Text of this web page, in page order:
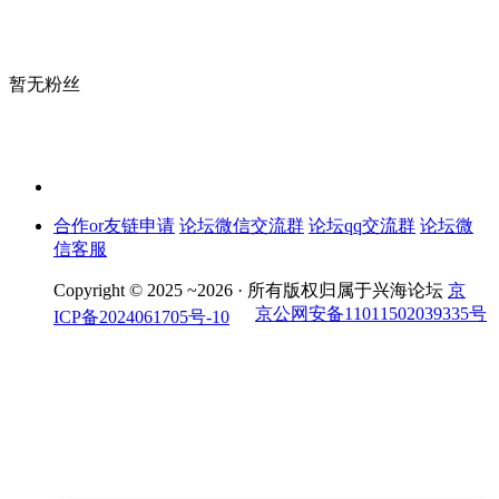
暂无粉丝
合作or友链申请 论坛微信交流群 论坛qq交流群 论坛微
信客服
Copyright © 2025 ~2026 · 所有版权归属于兴海论坛 京
ICP备2024061705号-10
京公网安备11011502039335号